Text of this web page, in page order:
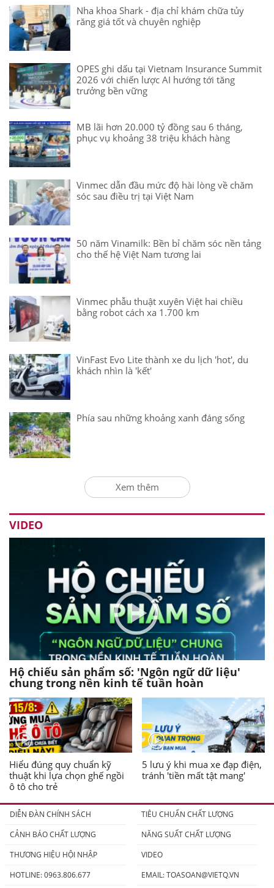
Nha khoa Shark - địa chỉ khám chữa tủy
răng giá tốt và chuyên nghiệp
OPES ghi dấu tại Vietnam Insurance Summit
2026 với chiến lược AI hướng tới tăng
trưởng bền vững
MB lãi hơn 20.000 tỷ đồng sau 6 tháng,
phục vụ khoảng 38 triệu khách hàng
Vinmec dẫn đầu mức độ hài lòng về chăm
sóc sau điều trị tại Việt Nam
50 năm Vinamilk: Bền bỉ chăm sóc nền tảng
cho thế hệ Việt Nam tương lai
Vinmec phẫu thuật xuyên Việt hai chiều
bằng robot cách xa 1.700 km
VinFast Evo Lite thành xe du lịch 'hot', du
khách nhìn là 'kết'
Phía sau những khoảng xanh đáng sống
Xem thêm
VIDEO
Hộ chiếu sản phẩm số: 'Ngôn ngữ dữ liệu'
chung trong nền kinh tế tuần hoàn
Hiểu đúng quy chuẩn kỹ
thuật khi lựa chọn ghế ngồi
ô tô cho trẻ
5 lưu ý khi mua xe đạp điện,
tránh 'tiền mất tật mang'
DIỄN ĐÀN CHÍNH SÁCH
TIÊU CHUẨN CHẤT LƯỢNG
CẢNH BÁO CHẤT LƯỢNG
NĂNG SUẤT CHẤT LƯỢNG
THƯƠNG HIỆU HỘI NHẬP
VIDEO
HOTLINE: 0963.806.677
EMAIL:TOASOAN@VIETQ.VN